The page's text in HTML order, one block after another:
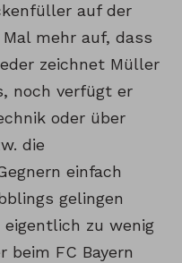
auf der
mehr auf, dass
zeichnet Müller
noch verfügt er
oder über
die
einfach
gelingen
zu wenig
beim FC Bayern